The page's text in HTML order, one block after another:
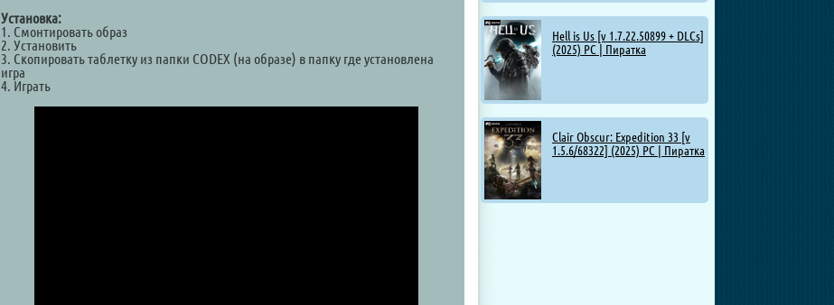
Hell is Us [v 1.7.22.50899 + DLCs]
(2025) PC | Пиратка
Clair Obscur: Expedition 33 [v
1.5.6/68322] (2025) PC | Пиратка
Установка:
1. Смонтировать образ
2. Установить
3. Скопировать таблетку из папки CODEX (на образе) в папку где установлена
игра
4. Играть